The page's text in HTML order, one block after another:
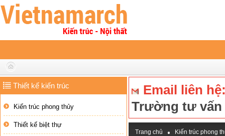
Thiết kế kiến trúc
Kiến trúc phong thủy
Thiết kế biệt thự
Email liên
Trường tư vấn
Trang chủ
Kiến trúc phong